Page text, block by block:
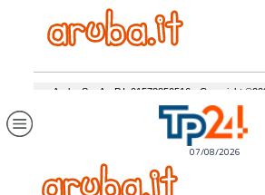
07/08/2026